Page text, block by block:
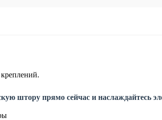
штору прямо сейчас и наслаждайтесь